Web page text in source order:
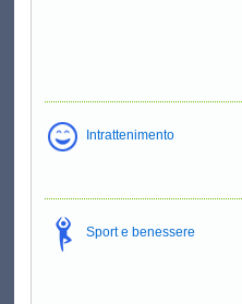
Intrattenimento
Sport e benessere